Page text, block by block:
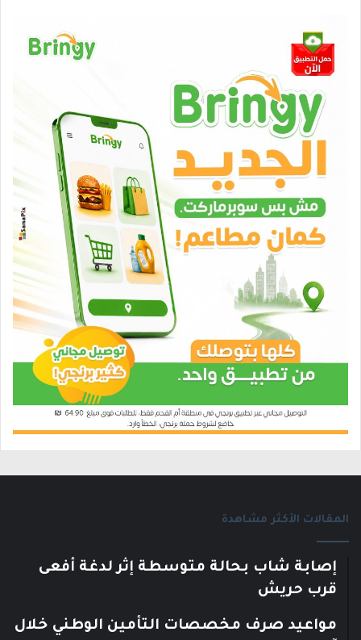
المقالات الأكثر مشاهدة
إصابة شاب بحالة متوسطة إثر لدغة أفعى
قرب حريش
مواعيد صرف مخصصات التأمين الوطني خلال